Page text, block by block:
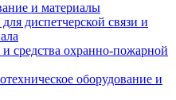
и материалы
диспетчерской связи и
средства охранно-пожарной
оборудование и